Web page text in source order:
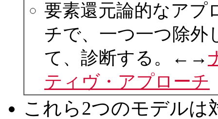
要素還元論的なアプ
チで、一つ一つ除外
て、診断する。←→
ティヴ・アプローチ
これら2つのモデルは